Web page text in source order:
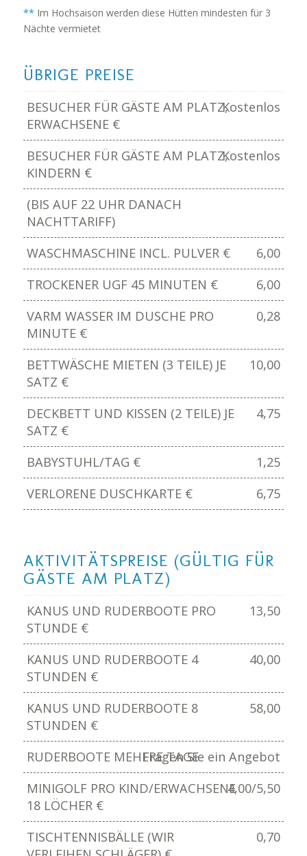
** Im Hochsaison werden diese Hütten mindesten für 3
Nächte vermietet
ÜBRIGE PREISE
BESUCHER FÜR GÄSTE AM PLATZ,
ERWACHSENE €
Kostenlos
BESUCHER FÜR GÄSTE AM PLATZ,
KINDERN €
Kostenlos
(BIS AUF 22 UHR DANACH
NACHTTARIFF)
WASCHMASCHINE INCL. PULVER €
6,00
TROCKENER UGF 45 MINUTEN €
6,00
VARM WASSER IM DUSCHE PRO
MINUTE €
0,28
BETTWÄSCHE MIETEN (3 TEILE) JE
SATZ €
10,00
DECKBETT UND KISSEN (2 TEILE) JE
SATZ €
4,75
BABYSTUHL/TAG €
1,25
VERLORENE DUSCHKARTE €
6,75
AKTIVITÄTSPREISE (GÜLTIG FÜR
GÄSTE AM PLATZ)
KANUS UND RUDERBOOTE PRO
STUNDE €
13,50
KANUS UND RUDERBOOTE 4
STUNDEN €
40,00
KANUS UND RUDERBOOTE 8
STUNDEN €
58,00
RUDERBOOTE MEHERE TAGEFragen Sie ein Angebot
MINIGOLF PRO KIND/ERWACHSENE
18 LÖCHER €
4,00/5,50
TISCHTENNISBÄLLE (WIR
0,70